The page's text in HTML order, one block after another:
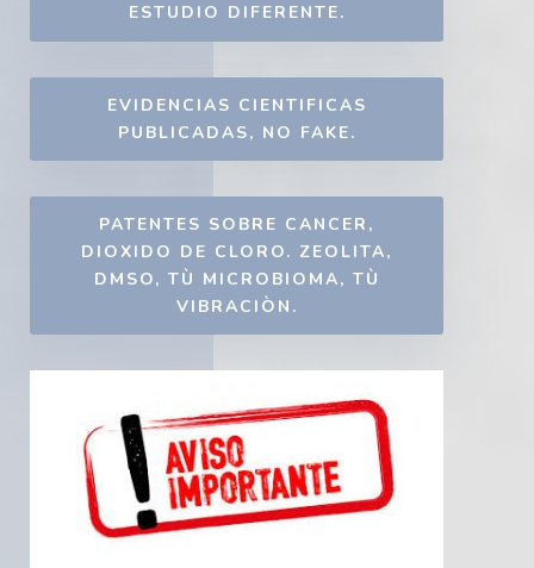
ESTUDIO DIFERENTE.
EVIDENCIAS CIENTIFICAS
PUBLICADAS, NO FAKE.
PATENTES SOBRE CANCER,
DIOXIDO DE CLORO. ZEOLITA,
DMSO, TÙ MICROBIOMA, TÙ
VIBRACIÒN.